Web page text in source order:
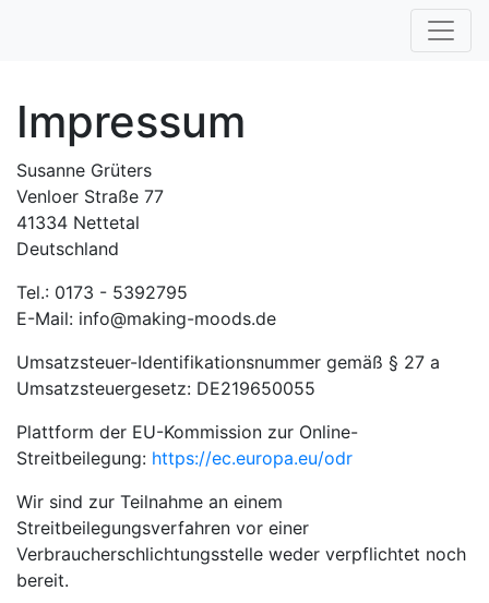
Impressum
Susanne Grüters
Venloer Straße 77
41334 Nettetal
Deutschland
Tel.: 0173 - 5392795
E-Mail: info@making-moods.de
Umsatzsteuer-Identifikationsnummer gemäß § 27 a
Umsatzsteuergesetz: DE219650055
Plattform der EU-Kommission zur Online-
Streitbeilegung: https://ec.europa.eu/odr
Wir sind zur Teilnahme an einem
Streitbeilegungsverfahren vor einer
Verbraucherschlichtungsstelle weder verpflichtet noch
bereit.